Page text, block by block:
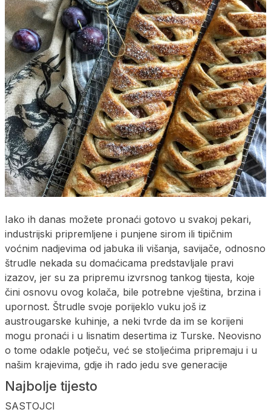
Iako ih danas možete pronaći gotovo u svakoj pekari,
industrijski pripremljene i punjene sirom ili tipičnim
voćnim nadjevima od jabuka ili višanja, savijače, odnosno
štrudle nekada su domaćicama predstavljale pravi
izazov, jer su za pripremu izvrsnog tankog tijesta, koje
čini osnovu ovog kolača, bile potrebne vještina, brzina i
upornost. Štrudle svoje porijeklo vuku još iz
austrougarske kuhinje, a neki tvrde da im se korijeni
mogu pronaći i u lisnatim desertima iz Turske. Neovisno
o tome odakle potječu, već se stoljećima pripremaju i u
našim krajevima, gdje ih rado jedu sve generacije
Najbolje tijesto
SASTOJCI